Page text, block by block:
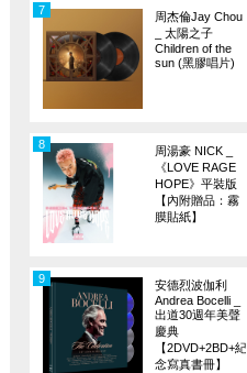
周杰倫Jay Chou
_ 太陽之子
Children of the
sun (黑膠唱片)
7
周湯豪 NICK _
《LOVE RAGE
HOPE》平裝版
【內附贈品：霧
膜貼紙】
8
安德烈波伽利
Andrea Bocelli _
出道30週年美聲
慶典
【2DVD+2BD+紀
念寫真書冊】
9